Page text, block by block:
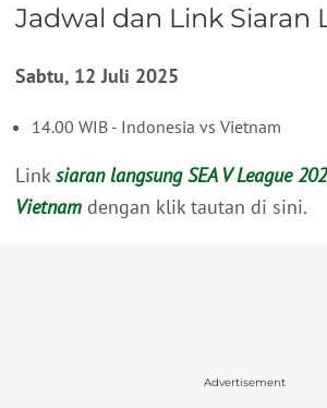
Jadwal dan Link Siaran
Sabtu, 12 Juli 2025
14.00 WIB - Indonesia vs Vietnam
Link siaran langsung SEA V League
Vietnam dengan klik tautan di sini.
Advertisement